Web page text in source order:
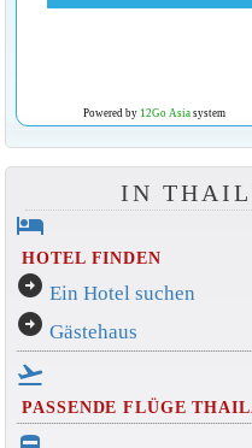
Powered by 12Go Asiasystem
IN
hotel
HOTEL FINDEN
arrow_circle_right Ein Hotel suchen
arrow_circle_right Gästehaus
flight_takeoff
PASSENDE FLÜGE